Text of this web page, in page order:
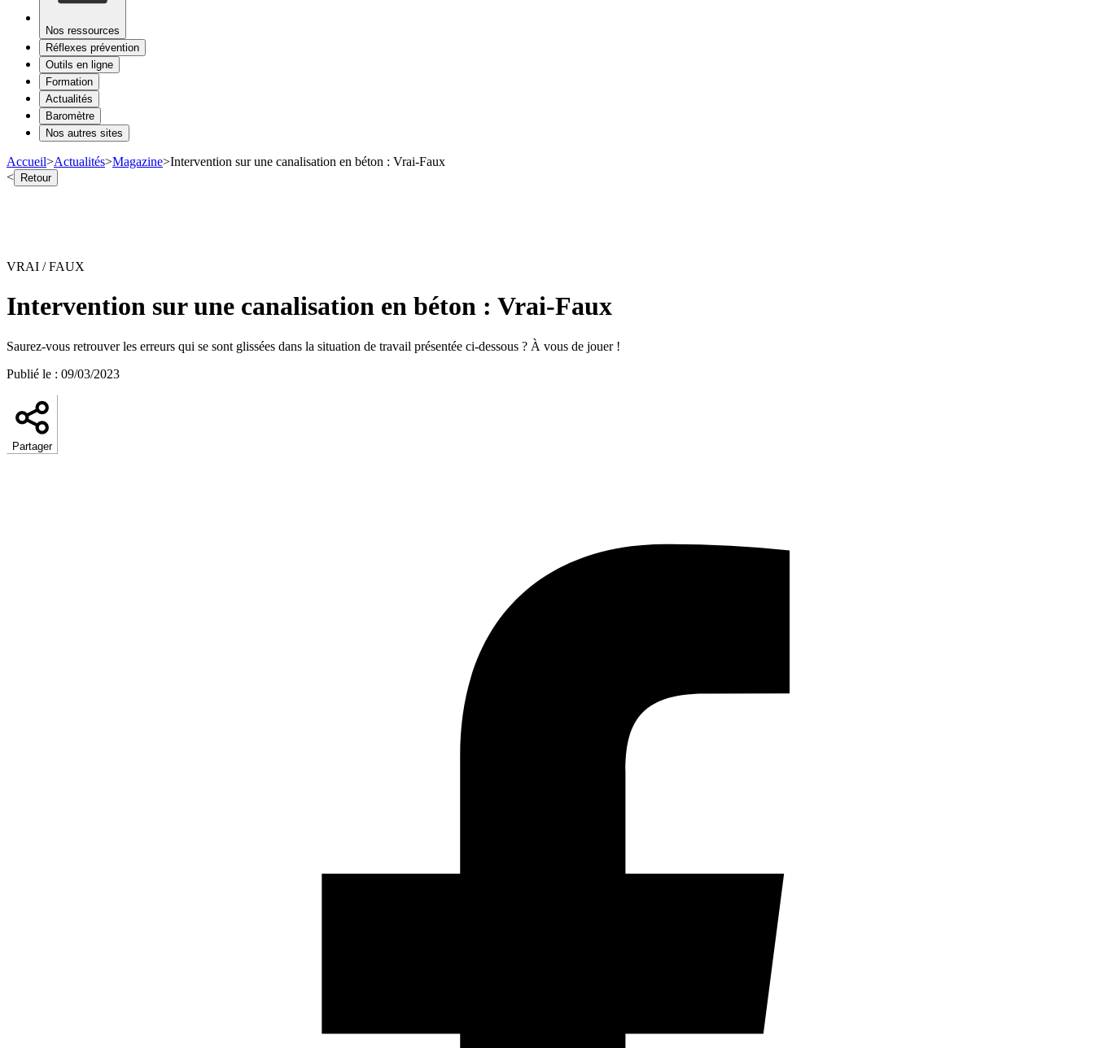
Nos ressources
Réflexes prévention
Outils en ligne
Formation
Actualités
Baromètre
Nos autres sites
Accueil>Actualités>Magazine>Intervention sur une canalisation en béton : Vrai-Faux
< Retour
VRAI / FAUX
Intervention sur une canalisation en béton : Vrai-Faux
Saurez-vous retrouver les erreurs qui se sont glissées dans la situation de travail présentée ci-dessous ? À vous de jouer !
Publié le : 09/03/2023
Partager